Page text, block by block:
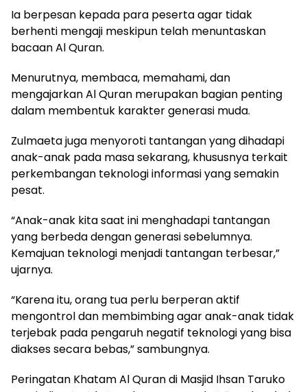
Ia berpesan kepada para peserta agar tidak
berhenti mengaji meskipun telah menuntaskan
bacaan Al Quran.
Menurutnya, membaca, memahami, dan
mengajarkan Al Quran merupakan bagian penting
dalam membentuk karakter generasi muda.
Zulmaeta juga menyoroti tantangan yang dihadapi
anak-anak pada masa sekarang, khususnya terkait
perkembangan teknologi informasi yang semakin
pesat.
“Anak-anak kita saat ini menghadapi tantangan
yang berbeda dengan generasi sebelumnya.
Kemajuan teknologi menjadi tantangan terbesar,”
ujarnya.
“Karena itu, orang tua perlu berperan aktif
mengontrol dan membimbing agar anak-anak tidak
terjebak pada pengaruh negatif teknologi yang bisa
diakses secara bebas,” sambungnya.
Peringatan Khatam Al Quran di Masjid Ihsan Taruko